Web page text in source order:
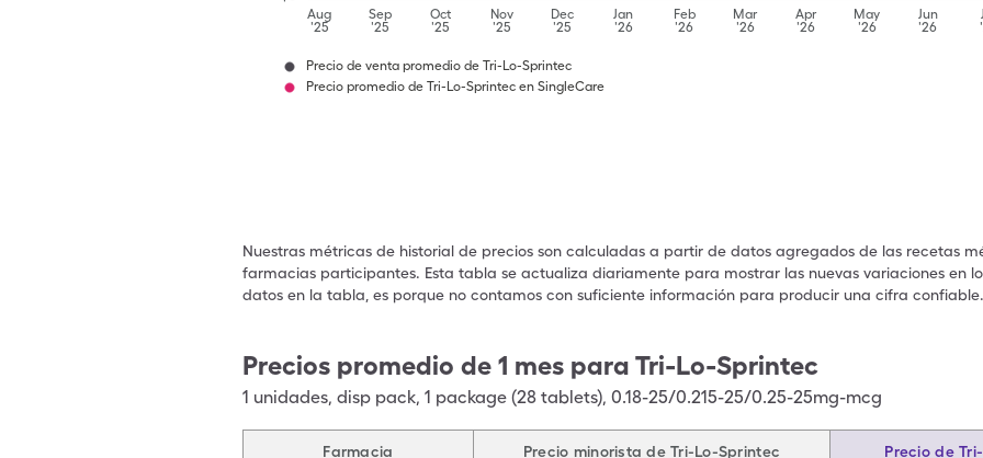
Aug
'25
Sep
'25
Oct
'25
Nov
'25
Dec
'25
Jan
'26
Feb
'26
Mar
'26
Apr
'26
May
'26
Jun
'26
Precio de venta promedio de Tri-Lo-Sprintec
Precio promedio de Tri-Lo-Sprintec en SingleCare
Nuestras métricas de historial de precios son calculadas a partir de datos agregados de las recetas
farmacias participantes. Esta tabla se actualiza diariamente para mostrar las nuevas variaciones en
datos en la tabla, es porque no contamos con suficiente información para producir una cifra confiable.
Precios promedio de 1 mes para Tri-Lo-Sprintec
1 unidades, disp pack, 1 package (28 tablets), 0.18-25/0.215-25/0.25-25mg-mcg
Farmacia Precio minorista de Tri-Lo-Sprintec Precio de